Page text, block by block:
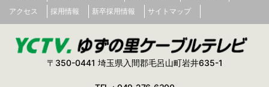
アクセス
採用情報 新卒採用情報 サイトマップ
〒350-0441 埼玉県入間郡毛呂山町岩井635-1